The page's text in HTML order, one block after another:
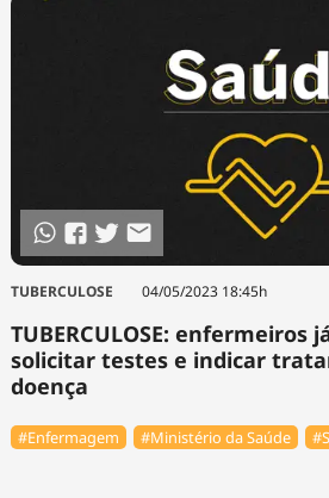
TUBERCULOSE 04/05/2023 18:45h
TUBERCULOSE: enfermeiros
solicitar testes e indicar
doença
#Enfermagem #Ministério da Saúde